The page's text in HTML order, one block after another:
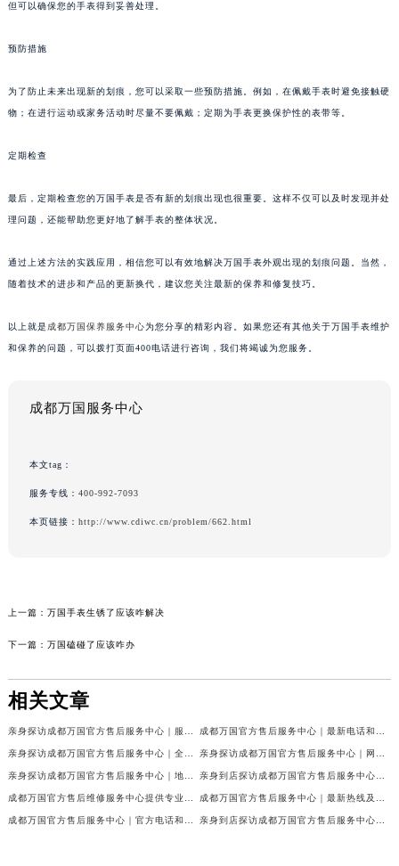
但可以确保您的手表得到妥善处理。
预防措施
为了防止未来出现新的划痕，您可以采取一些预防措施。例如，在佩戴手表时避免接触硬
物；在进行运动或家务活动时尽量不要佩戴；定期为手表更换保护性的表带等。
定期检查
最后，定期检查您的万国手表是否有新的划痕出现也很重要。这样不仅可以及时发现并处
理问题，还能帮助您更好地了解手表的整体状况。
通过上述方法的实践应用，相信您可以有效地解决万国手表外观出现的划痕问题。当然，
随着技术的进步和产品的更新换代，建议您关注最新的保养和修复技巧。
以上就是 成都万国保养服务中心为您分享的精彩内容。如果您还有其他关于万国手表维护
和保养的问题，可以拨打页面400电话进行咨询，我们将竭诚为您服务。
成都万国服务中心
本文tag：
服务专线： 400-992-7093
本页链接： http://www.cdiwc.cn/problem/662.html
上一篇： 万国手表生锈了应该咋解决
下一篇： 万国磕碰了应该咋办
相关文章
亲身探访成都万国官方售后服务中心｜服务热线及完整地址（2026年7月最新） 成都万国官方售后服务中心｜最新电话和官方维修地址权威信息公示（2026年7月最新）
亲身探访成都万国官方售后服务中心｜全新地址与官方电话（2026年7月最新） 亲身探访成都万国官方售后服务中心｜网点地址与客服电话（2026年7月最新）
亲身探访成都万国官方售后服务中心｜地址及官方联系电话（2026年7月最新） 亲身到店探访成都万国官方售后服务中心｜官方地址与维修热线（2026年7月最新）
成都万国官方售后维修服务中心提供专业手表保养服务权威公示（2026年7月最新） 成都万国官方售后服务中心｜最新热线及维修地址权威信息公示（2026年7月最新）
成都万国官方售后服务中心｜官方电话和完整维修地址权威信息公示（2026年7月最新） 亲身到店探访成都万国官方售后服务中心｜维修地址与官方客服热线（2026年7月最新）